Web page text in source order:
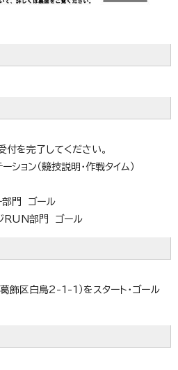
を完了してください。
ョン（競技説明・作戦タイム）
門 ゴール
部門 ゴール
飾区白鳥2-1-1）をスタート・ゴール